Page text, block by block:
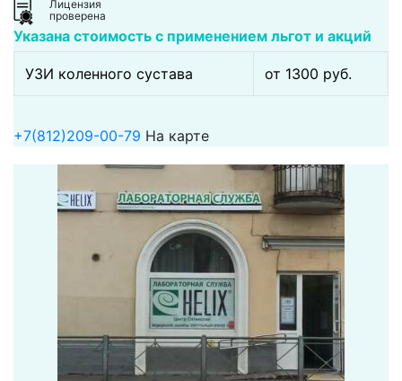
Лицензия
проверена
Указана стоимость с применением льгот и акций
УЗИ коленного сустава от 1300 pуб.
+7(812)209-00-79 На карте